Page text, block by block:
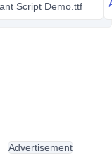
Script Demo.ttf
Advertisement